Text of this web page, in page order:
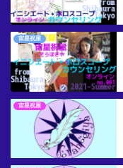
宙星祝屋
宙星祝屋